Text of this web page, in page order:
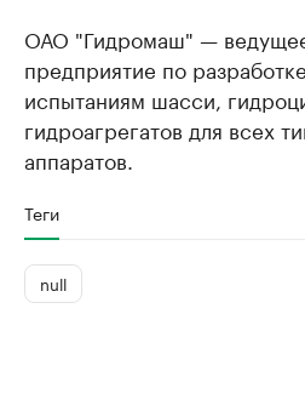
ОАО "Гидромаш" —
предприятие по
испытаниям шасси,
гидроагрегатов для всех
аппаратов.
Теги
null